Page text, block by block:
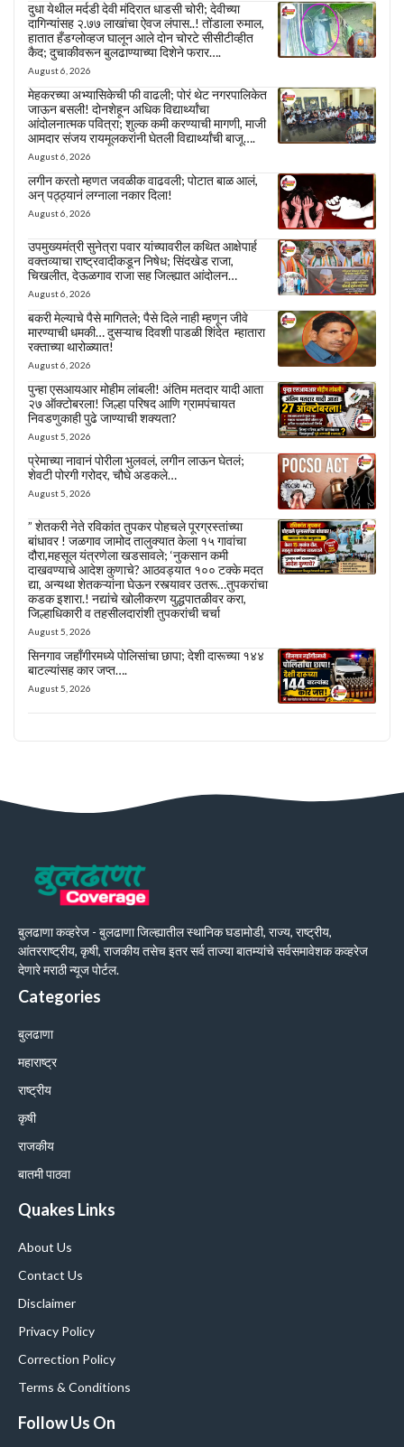
दुधा येथील मर्दडी देवी मंदिरात धाडसी चोरी; देवीच्या
दागिन्यांसह २.७७ लाखांचा ऐवज लंपास..! तोंडाला रुमाल,
हातात हँडग्लोव्हज घालून आले दोन चोरटे सीसीटीव्हीत
कैद; दुचाकीवरून बुलढाण्याच्या दिशेने फरार….
August 6, 2026
मेहकरच्या अभ्यासिकेची फी वाढली; पोरं थेट नगरपालिकेत
जाऊन बसली! दोनशेहून अधिक विद्यार्थ्यांचा
आंदोलनात्मक पवित्रा; शुल्क कमी करण्याची मागणी, माजी
आमदार संजय रायमूलकरांनी घेतली विद्यार्थ्यांची बाजू….
August 6, 2026
लगीन करतो म्हणत जवळीक वाढवली; पोटात बाळ आलं,
अन् पठ्ठ्यानं लग्नाला नकार दिला!
August 6, 2026
उपमुख्यमंत्री सुनेत्रा पवार यांच्यावरील कथित आक्षेपार्ह
वक्तव्याचा राष्ट्रवादीकडून निषेध; सिंदखेड राजा,
चिखलीत, देऊळगाव राजा सह जिल्ह्यात आंदोलन…
August 6, 2026
बकरी मेल्याचे पैसे मागितले; पैसे दिले नाही म्हणून जीवे
मारण्याची धमकी… दुसऱ्याच दिवशी पाडळी शिंदेत म्हातारा
रक्ताच्या थारोळ्यात!
August 6, 2026
पुन्हा एसआयआर मोहीम लांबली! अंतिम मतदार यादी आता
२७ ऑक्टोबरला! जिल्हा परिषद आणि ग्रामपंचायत
निवडणुकाही पुढे जाण्याची शक्यता?
August 5, 2026
प्रेमाच्या नावानं पोरीला भुलवलं, लगीन लाऊन घेतलं;
शेवटी पोरगी गरोदर, चौघे अडकले…
August 5, 2026
” शेतकरी नेते रविकांत तुपकर पोहचले पूरग्रस्तांच्या
बांधावर ! जळगाव जामोद तालुक्यात केला १५ गावांचा
दौरा,महसूल यंत्रणेला खडसावले; ‘नुकसान कमी
दाखवण्याचे आदेश कुणाचे? आठवड्यात १०० टक्के मदत
द्या, अन्यथा शेतकऱ्यांना घेऊन रस्त्यावर उतरू…तुपकरांचा
कडक इशारा.! नद्यांचे खोलीकरण युद्धपातळीवर करा,
जिल्हाधिकारी व तहसीलदारांशी तुपकरांची चर्चा
August 5, 2026
सिनगाव जहाँगीरमध्ये पोलिसांचा छापा; देशी दारूच्या १४४
बाटल्यांसह कार जप्त….
August 5, 2026
बुलढाणा कव्हरेज - बुलढाणा जिल्ह्यातील स्थानिक घडामोडी, राज्य, राष्ट्रीय,
आंतरराष्ट्रीय, कृषी, राजकीय तसेच इतर सर्व ताज्या बातम्यांचे सर्वसमावेशक कव्हरेज
देणारे मराठी न्यूज पोर्टल.
Categories
बुलढाणा
महाराष्ट्र
राष्ट्रीय
कृषी
राजकीय
बातमी पाठवा
Quakes Links
About Us
Contact Us
Disclaimer
Privacy Policy
Correction Policy
Terms & Conditions
Follow Us On